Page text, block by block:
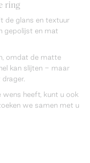
ring
de glans en textuur
gepolijst en mat
omdat de matte
kan slijten - maar
wens heeft, kunt u ook
we samen met u